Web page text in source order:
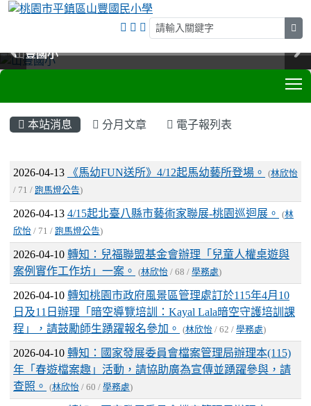
山豐國小
山豐國小
山豐國小
山豐國小
本站消息 分月文章 電子報列表
文章列表
2026-04-13 《馬幼FUN送所》4/12起馬幼藝所登場。 (林欣怡
/ 71 / 跑馬燈公告)
2026-04-13 4/15起北臺八縣市藝術家聯展-桃園巡迴展。 (林
欣怡 / 71 / 跑馬燈公告)
2026-04-10 轉知：兒福聯盟基金會辦理「兒童人權桌遊與
案例實作工作坊」一案。
(林欣怡 / 68 / 學務處)
2026-04-10 轉知桃園市政府風景區管理處訂於115年4月10
日及11日辦理「暗空導覽培訓：Kayal Lala暗空守護培訓課
程」，請鼓勵師生踴躍報名參加。
(林欣怡 / 62 / 學務處)
2026-04-10 轉知：國家發展委員會檔案管理局辦理本(115)
年「春遊檔案趣」活動，請協助廣為宣傳並踴躍參與，請
查照。
(林欣怡 / 60 / 學務處)